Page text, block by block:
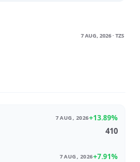
7 AUG, 2026 · TZS
7 AUG, 2026+13.89%
410
7 AUG, 2026+7.91%